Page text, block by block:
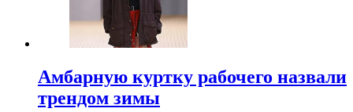
Амбарную куртку рабочего назвали
трендом зимы